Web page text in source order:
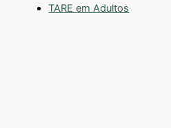
TARE em Adultos